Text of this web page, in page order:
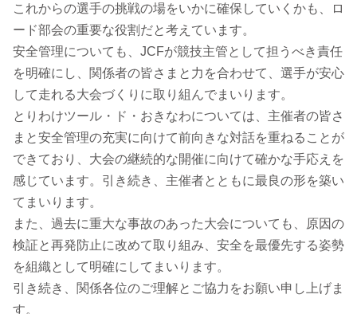
これからの選手の挑戦の場をいかに確保していくかも、ロ
ード部会の重要な役割だと考えています。
安全管理についても、JCFが競技主管として担うべき責任
を明確にし、関係者の皆さまと力を合わせて、選手が安心
して走れる大会づくりに取り組んでまいります。
とりわけツール・ド・おきなわについては、主催者の皆さ
まと安全管理の充実に向けて前向きな対話を重ねることが
できており、大会の継続的な開催に向けて確かな手応えを
感じています。引き続き、主催者とともに最良の形を築い
てまいります。
また、過去に重大な事故のあった大会についても、原因の
検証と再発防止に改めて取り組み、安全を最優先する姿勢
を組織として明確にしてまいります。
引き続き、関係各位のご理解とご協力をお願い申し上げま
す。